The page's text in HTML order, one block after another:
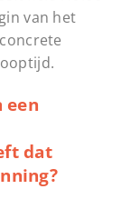
van het
een
dat